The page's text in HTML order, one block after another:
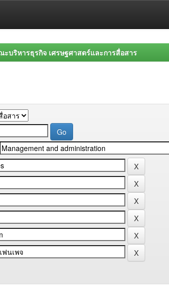
ะบริหารธุรกิจ เศรษฐศาสตร์และการสื่อสาร